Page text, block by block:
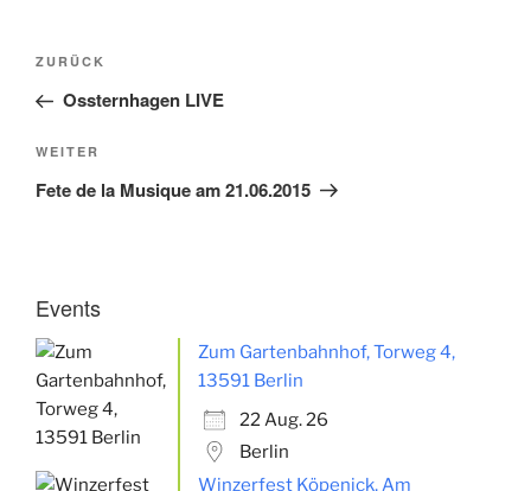
Beitragsnavigation
Vorheriger
Beitrag
ZURÜCK
Ossternhagen LIVE
Nächster
Beitrag
WEITER
Fete de la Musique am 21.06.2015
Events
Zum Gartenbahnhof, Torweg 4,
13591 Berlin
22 Aug. 26
Berlin
Winzerfest Köpenick, Am